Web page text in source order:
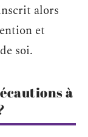
alors
et
soi.
à